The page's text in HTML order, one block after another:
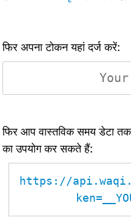
फिर अपना टोकन यहां दर्ज करें:
फिर आप वास्तविक समय डेटा
का उपयोग कर सकते हैं:
https://